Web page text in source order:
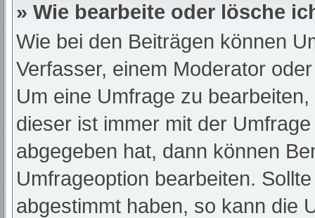
» Wie bearbeite oder lösche
Wie bei den Beiträgen können
Verfasser, einem Moderator
Um eine Umfrage zu
dieser ist immer mit der
abgegeben hat, dann können
Umfrageoption bearbeiten.
abgestimmt haben, so kann die